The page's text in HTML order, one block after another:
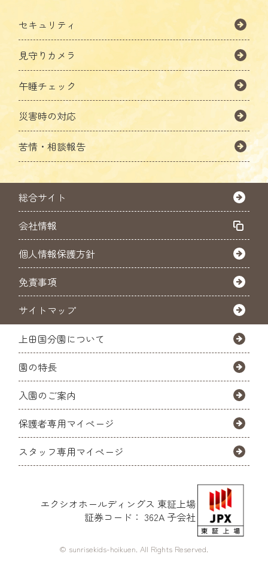
セキュリティ
見守りカメラ
午睡チェック
災害時の対応
苦情・相談報告
総合サイト
会社情報
個人情報保護方針
免責事項
サイトマップ
上田国分園について
園の特長
入園のご案内
保護者専用マイページ
スタッフ専用マイページ
エクシオホールディングス 東証上場
証券コード： 362A 子会社
© sunrisekids-hoikuen. All Rights Reserved.